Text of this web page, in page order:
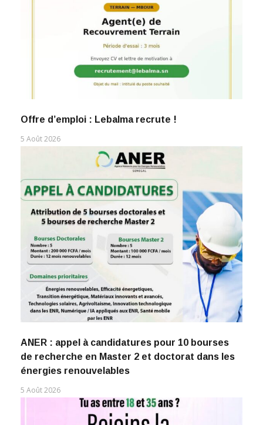
Offre d’emploi : Lebalma recrute !
5 Août 2026
ANER : appel à candidatures pour 10 bourses
de recherche en Master 2 et doctorat dans les
énergies renouvelables
5 Août 2026